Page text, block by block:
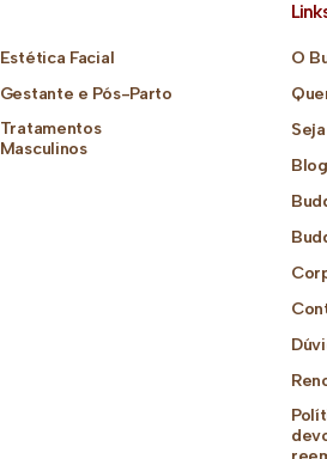
Estética Facial
Gestante e Pós-Parto
Tratamentos
Masculinos
O
Blog